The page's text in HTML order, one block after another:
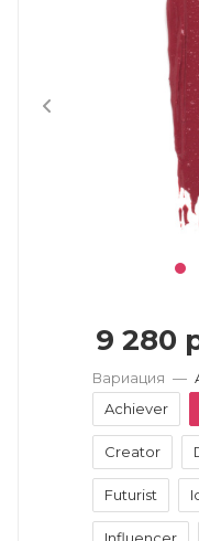
9 280
Вариация —
Achiever
Creator
Futurist